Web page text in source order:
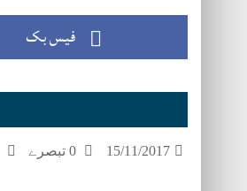
فیس بک
15/11/2017